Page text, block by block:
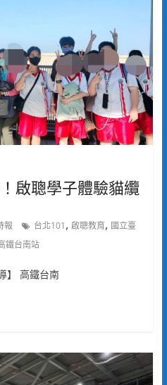
啟聰學子體驗貓纜
報 台北101, 啟聰教育, 國立臺
鐵台南站
】 高鐵台南